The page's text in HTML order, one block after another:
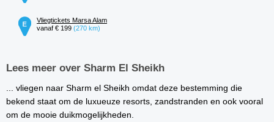
Vliegtickets Marsa Alam
vanaf € 199 (270 km)
Lees meer over Sharm El Sheikh
... vliegen naar Sharm el Sheikh omdat deze bestemming die
bekend staat om de luxueuze resorts, zandstranden en ook vooral
om de mooie duikmogelijkheden.